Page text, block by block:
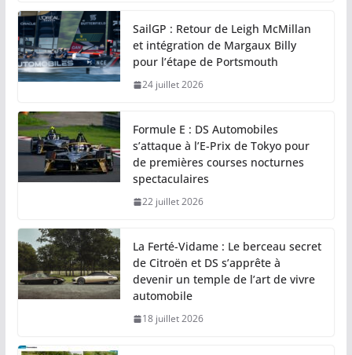
SailGP : Retour de Leigh McMillan
et intégration de Margaux Billy
pour l’étape de Portsmouth
24 juillet 2026
Formule E : DS Automobiles
s’attaque à l’E-Prix de Tokyo pour
de premières courses nocturnes
spectaculaires
22 juillet 2026
La Ferté-Vidame : Le berceau secret
de Citroën et DS s’apprête à
devenir un temple de l’art de vivre
automobile
18 juillet 2026